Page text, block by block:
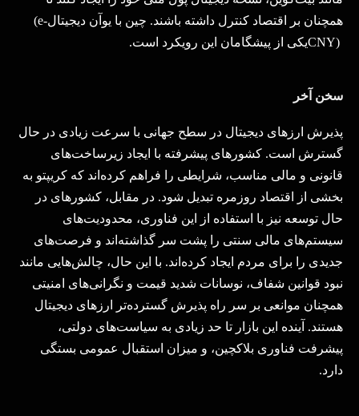
همچنان بر اقتصاد کنترل داشته باشند. چین با یوآن دیجیتال(e-
CNY)یکی از پیشگامان این رویکرد است.
سخن آخر
پذیرش ارزهای دیجیتال در سطح جهانی با سرعت زیادی در حال
گسترش است. کشورهای پیشرفته با ایجاد زیرساخت‌های
قانونی و مالی مناسب، شرایطی را فراهم کرده‌اند که کریپتو به
بخشی از اقتصاد روزمره تبدیل شود. در مقابل، کشورهای در
حال توسعه نیز با استفاده از این فناوری، محدودیت‌های
سیستم‌های مالی سنتی را پشت سر گذاشته‌اند و فرصت‌های
جدیدی را برای مردم ایجاد کرده‌اند. با این حال، چالش‌هایی مانند
نبود قوانین شفاف، نوسانات شدید قیمت و نگرانی‌های امنیتی
همچنان موانعی بر سر راه پذیرش گسترده‌تر ارزهای دیجیتال
هستند. آینده این بازار تا حد زیادی به سیاست‌های دولتی،
پیشرفت فناوری بلاکچین، و میزان استقبال عمومی بستگی
دارد.